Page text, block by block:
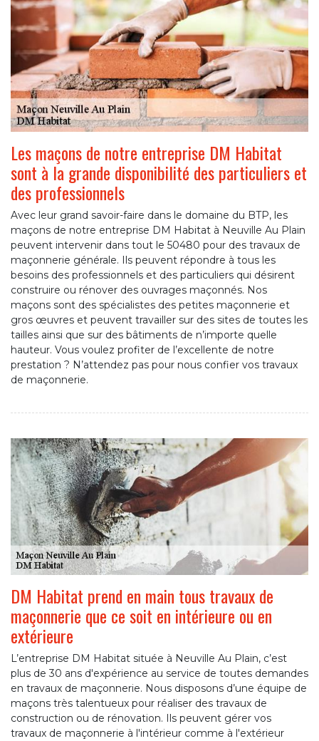
Les maçons de notre entreprise DM Habitat
sont à la grande disponibilité des particuliers et
des professionnels
Avec leur grand savoir-faire dans le domaine du BTP, les
maçons de notre entreprise DM Habitat à Neuville Au Plain
peuvent intervenir dans tout le 50480 pour des travaux de
maçonnerie générale. Ils peuvent répondre à tous les
besoins des professionnels et des particuliers qui désirent
construire ou rénover des ouvrages maçonnés. Nos
maçons sont des spécialistes des petites maçonnerie et
gros œuvres et peuvent travailler sur des sites de toutes les
tailles ainsi que sur des bâtiments de n’importe quelle
hauteur. Vous voulez profiter de l’excellente de notre
prestation ? N’attendez pas pour nous confier vos travaux
de maçonnerie.
DM Habitat prend en main tous travaux de
maçonnerie que ce soit en intérieure ou en
extérieure
L’entreprise DM Habitat située à Neuville Au Plain, c’est
plus de 30 ans d'expérience au service de toutes demandes
en travaux de maçonnerie. Nous disposons d’une équipe de
maçons très talentueux pour réaliser des travaux de
construction ou de rénovation. Ils peuvent gérer vos
travaux de maçonnerie à l'intérieur comme à l'extérieur